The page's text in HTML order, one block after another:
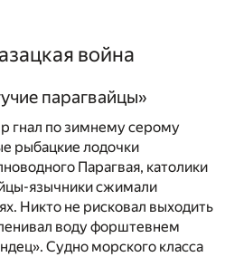
война
парагвайцы»
гнал по зимнему серому
рыбацкие лодочки
Парагвая, католики
язычники сжимали
Никто не рисковал выходить
воду форштевнем
Судно морского класса